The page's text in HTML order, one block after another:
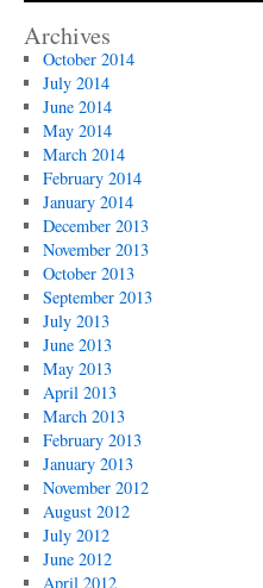
Archives
October 2014
July 2014
June 2014
May 2014
March 2014
February 2014
January 2014
December 2013
November 2013
October 2013
September 2013
July 2013
June 2013
May 2013
April 2013
March 2013
February 2013
January 2013
November 2012
August 2012
July 2012
June 2012
April 2012